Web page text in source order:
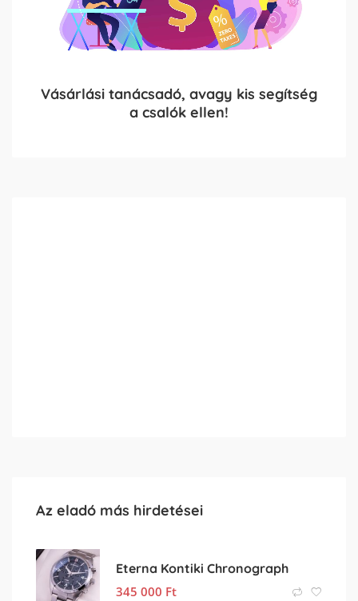
Vásárlási tanácsadó, avagy kis segítség
a csalók ellen!
Az eladó más hirdetései
Eterna Kontiki Chronograph
345 000 Ft